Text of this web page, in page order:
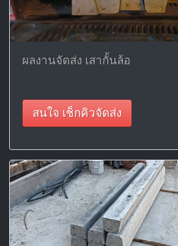
ผลงานจัดส่ง เสากั้นล้อ
สนใจ เช็กคิวจัดส่ง